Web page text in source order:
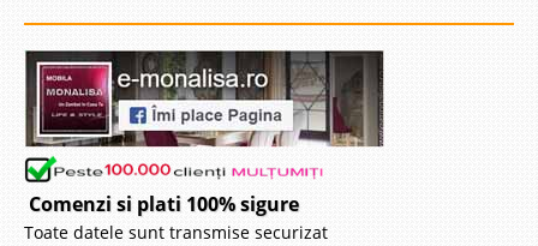
Comenzi si plati 100% sigure
Toate datele sunt transmise securizat